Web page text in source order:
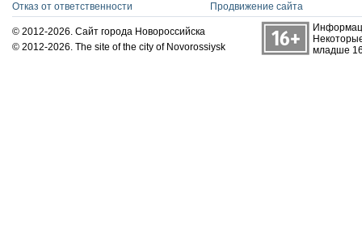
Отказ от ответственности
Продвижение сайта
© 2012-2026. Сайт города Новороссийска
© 2012-2026. The site of the city of Novorossiysk
младше